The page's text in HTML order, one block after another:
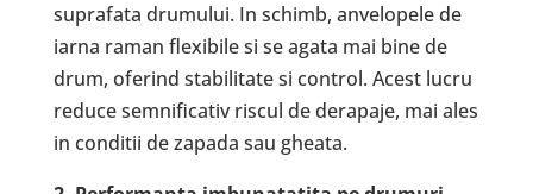
suprafata drumului. In schimb, anvelopele de
iarna raman flexibile si se agata mai bine de
drum, oferind stabilitate si control. Acest lucru
reduce semnificativ riscul de derapaje, mai ales
in conditii de zapada sau gheata.